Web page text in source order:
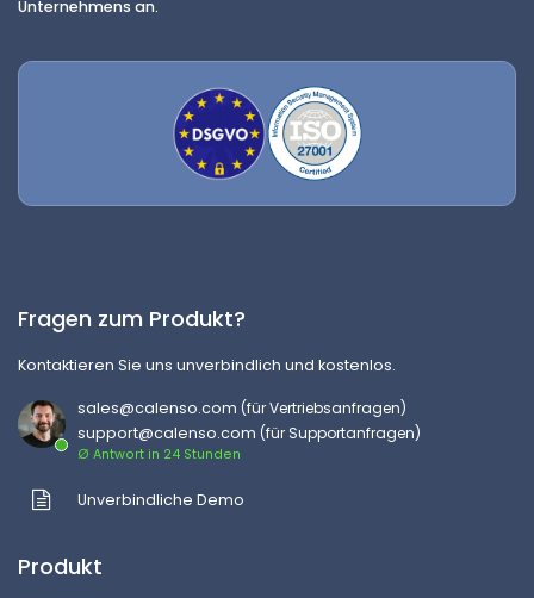
Unternehmens an.
Fragen zum Produkt?
Kontaktieren Sie uns unverbindlich und kostenlos.
sales@calenso.com (für Vertriebsanfragen)
support@calenso.com (für Supportanfragen)
Ø Antwort in 24 Stunden
Unverbindliche Demo
Produkt